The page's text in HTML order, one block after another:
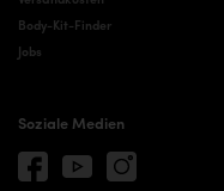
Body-Kit-Finder
Jobs
Soziale Medien